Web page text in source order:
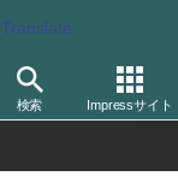
Translate
検索 Impressサイト
富士フイルム